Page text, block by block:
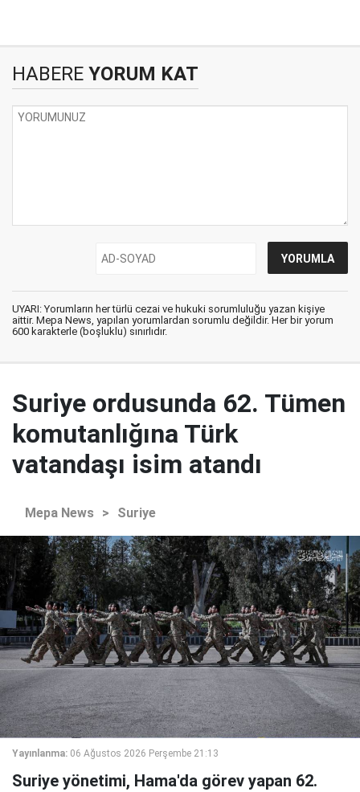
HABERE YORUM KAT
UYARI: Yorumların her türlü cezai ve hukuki sorumluluğu yazan kişiye
aittir. Mepa News, yapılan yorumlardan sorumlu değildir. Her bir yorum
600 karakterle (boşluklu) sınırlıdır.
Suriye ordusunda 62. Tümen
komutanlığına Türk
vatandaşı isim atandı
Mepa News > Suriye
Yayınlanma: 06 Ağustos 2026 Perşembe 21:13
Suriye yönetimi, Hama'da görev yapan 62.